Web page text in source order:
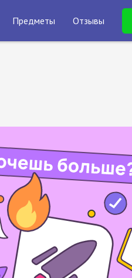
Предметы Отзывы